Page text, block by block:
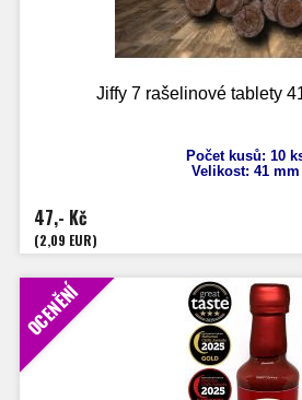
Jiffy 7 rašelinové tablety
Počet kusů: 10
Velikost: 41 mm
47,- Kč
(2,09 EUR)
OCENĚNÍ